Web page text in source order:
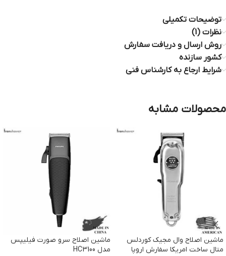
توضیحات تکمیلی
نظرات (1)
روش ارسال و دریافت سفارش
کشور سازنده
شرایط ارجاع به کارشناس فنی
محصولات مشابه
ماشین اصلاح وال مجیک کوردلس
متال ساخت امریکا سفارش اروپا
ماشین اصلاح سرو صورت فیلیپس
مدل HC3100